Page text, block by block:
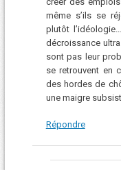
même s’ils se
plutôt
décroissance
sont pas leur
se retrouvent en
des hordes de
une maigre
Répondre